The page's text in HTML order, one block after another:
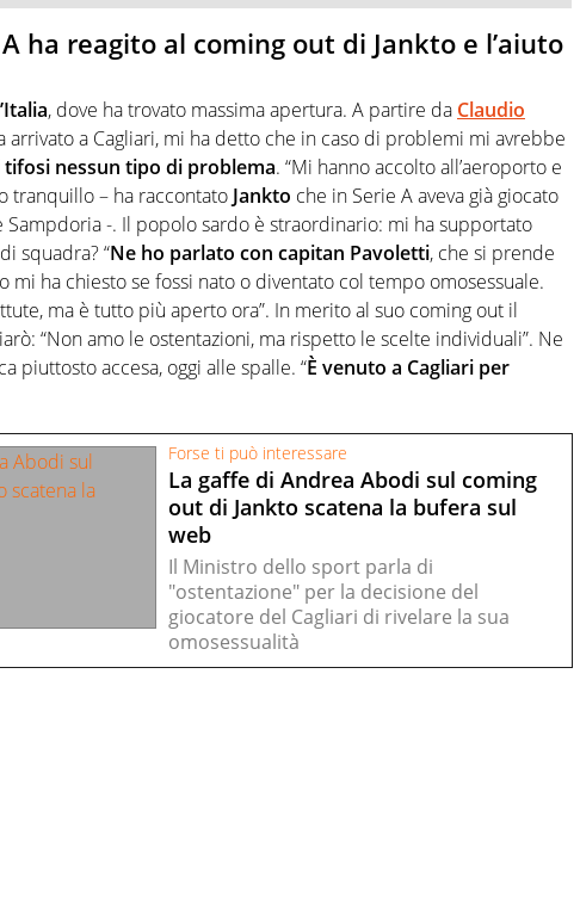
ha reagito al coming out di Jankto e l’aiuto
, dove ha trovato massima apertura. A partire da Claudio
arrivato a Cagliari, mi ha detto che in caso di problemi mi avrebbe
tifosi nessun tipo di problema. “Mi hanno accolto all’aeroporto e
tranquillo – ha raccontato Jankto che in Serie A aveva già giocato
Sampdoria -. Il popolo sardo è straordinario: mi ha supportato
squadra? “Ne ho parlato con capitan Pavoletti, che si prende
mi ha chiesto se fossi nato o diventato col tempo omosessuale.
ma è tutto più aperto ora”. In merito al suo coming out il
“Non amo le ostentazioni, ma rispetto le scelte individuali”. Ne
piuttosto accesa, oggi alle spalle. “È venuto a Cagliari per
Forse ti può interessare
La gaffe di Andrea Abodi sul coming
out di Jankto scatena la bufera sul
web
Il Ministro dello sport parla di
"ostentazione" per la decisione del
giocatore del Cagliari di rivelare la sua
omosessualità